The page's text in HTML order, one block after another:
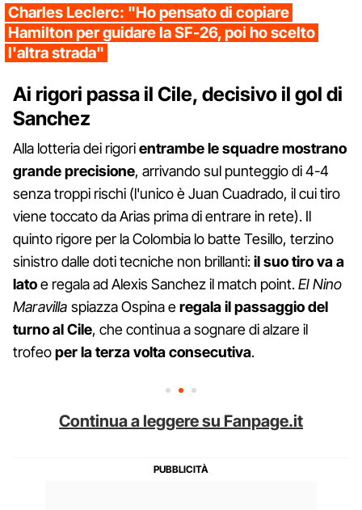
Charles Leclerc: "Ho pensato di copiare
Hamilton per guidare la SF-26, poi ho scelto
l'altra strada"
Ai rigori passa il Cile, decisivo il gol di
Sanchez
Alla lotteria dei rigorientrambe le squadre mostrano
grande precisione, arrivando sul punteggio di 4-4
senza troppi rischi (l'unico è Juan Cuadrado, il cui tiro
viene toccato da Arias prima di entrare in rete). Il
quinto rigore per la Colombia lo batte Tesillo, terzino
sinistro dalle doti tecniche non brillanti:il suo tiro va a
latoe regala ad Alexis Sanchez il match point.El Nino
Maravilla spiazza Ospina eregala il passaggio del
turno al Cile, che continua a sognare di alzare il
trofeoper la terza volta consecutiva.
Continua a leggere su Fanpage.it